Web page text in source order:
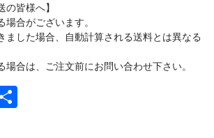
の皆様へ】
合がございます。
ました場合、自動計算される送料とは異なる
場合は、ご注文前にお問い合わせ下さい。
E